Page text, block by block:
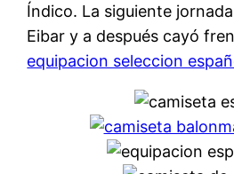
Índico. La siguiente
Eibar y a después cayó
equipacion seleccion